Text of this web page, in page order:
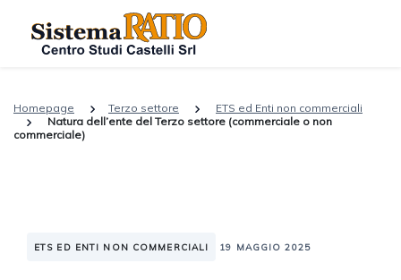
Homepage Terzo settore
ETS ed Enti non commerciali
Natura dell’ente del Terzo settore (commerciale o non
commerciale)
ETS ED ENTI NON COMMERCIALI 19 MAGGIO 2025